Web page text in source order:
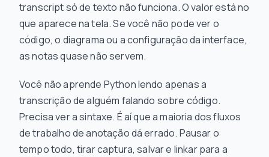
transcript só de texto não funciona. O valor está no
que aparece na tela. Se você não pode ver o
código, o diagrama ou a configuração da interface,
as notas quase não servem.
Você não aprende Python lendo apenas a
transcrição de alguém falando sobre código.
Precisa ver a sintaxe. É aí que a maioria dos fluxos
de trabalho de anotação dá errado. Pausar o
tempo todo, tirar captura, salvar e linkar para a